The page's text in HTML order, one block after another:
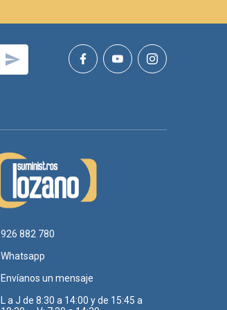

926 882 780
Whatsapp
Envíanos un mensaje
L a J de 8:30 a 14:00 y de 15:45 a